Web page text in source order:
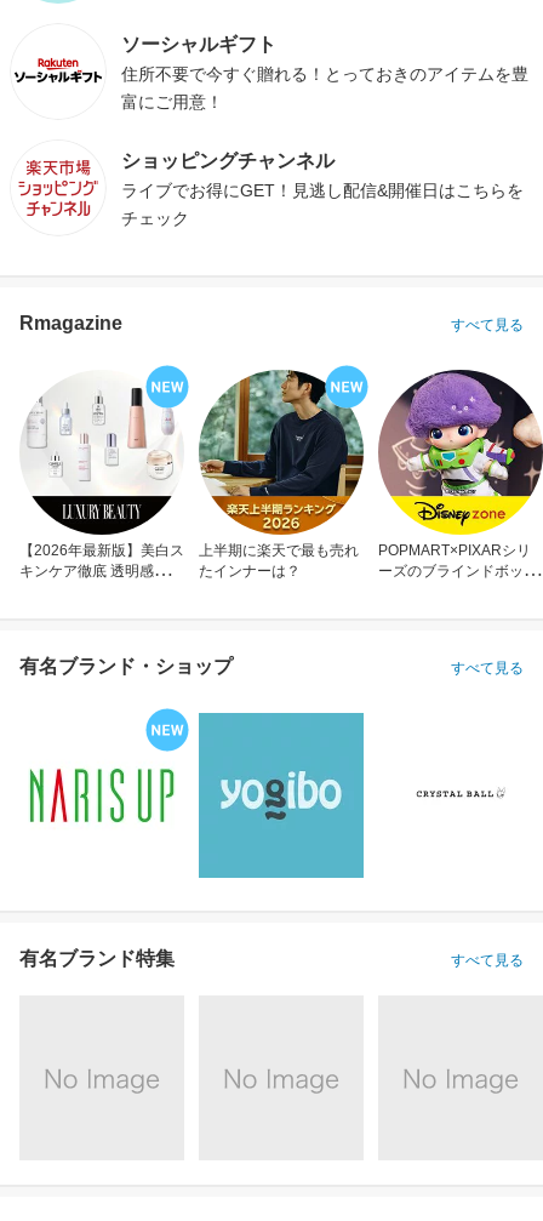
ソーシャルギフト
住所不要で今すぐ贈れる！とっておきのアイテムを豊
富にご用意！
ショッピングチャンネル
ライブでお得にGET！見逃し配信&開催日はこちらを
チェック
Rmagazine すべて見る
【2026年最新版】美白ス
キンケア徹底 透明感のあ
上半期に楽天で最も売れ
たインナーは？
POPMART×PIXARシリ
ーズのブラインドボック
有名ブランド・ショップ すべて見る
有名ブランド特集 すべて見る